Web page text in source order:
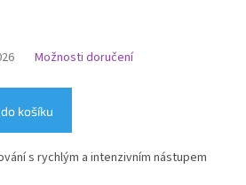
Možnosti doručení
košíku
s rychlým a intenzivním nástupem